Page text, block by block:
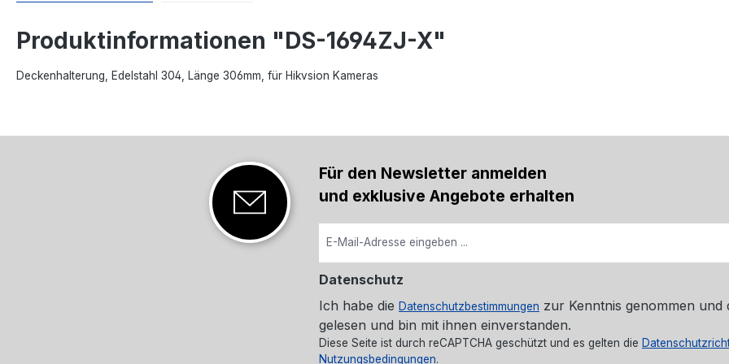
Produktinformationen "DS-1694ZJ-X"
Deckenhalterung, Edelstahl 304, Länge 306mm, für Hikvsion Kameras
Für den Newsletter anmelden
und exklusive Angebote erhalten
Datenschutz
Ich habe die Datenschutzbestimmungen zur Kenntnis genommen und
gelesen und bin mit ihnen einverstanden.
Diese Seite ist durch reCAPTCHA geschützt und es gelten die
Nutzungsbedingungen.